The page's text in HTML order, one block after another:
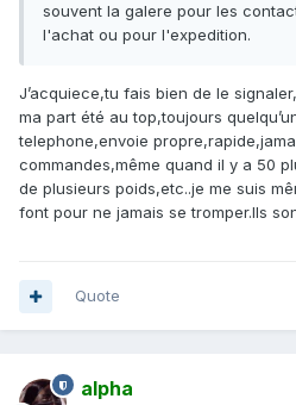
souvent la galere pour les
l'achat ou pour l'expedition.
J’acquiece,tu fais bien de le
ma part été au top,toujours
telephone,envoie
commandes,même quand il y a 50
de plusieurs poids,etc..je me suis
font pour ne jamais se tromper.Ils
Quote
alpha